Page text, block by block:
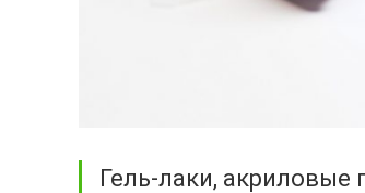
Гель-лаки, акриловые